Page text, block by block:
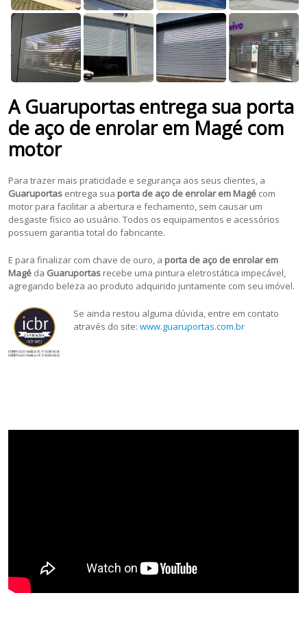
A Guaruportas entrega sua porta
de aço de enrolar em Magé com
motor
Para trazer mais praticidade e segurança aos seus clientes, a
Guaruportas entrega sua porta de aço de enrolar em Magé com
motor para facilitar a abertura e fechamento, sem causar um
desgaste físico ao usuário. Todos os equipamentos e acessórios
possuem garantia total do fabricante.
E para finalizar com chave de ouro, a porta de aço de enrolar em
Magé da Guaruportas recebe uma pintura eletrostática impecável,
agregando beleza ao produto adquirido juntamente com seu imóvel.
Se ainda restou alguma dúvida, entre em contato
através do site: www.guaruportas.com.br